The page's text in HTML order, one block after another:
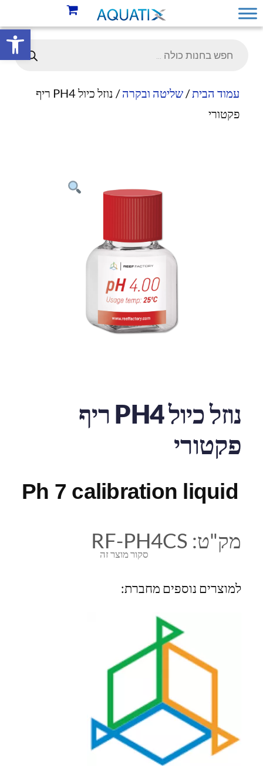
פתח
עמוד הבית/שליטה ובקרה
/ נוזל כיול PH4 ריף
פקטורי
נוזל כיול PH4 ריף
פקטורי
Ph 7 calibration liquid
סקור מוצר זה
מק"ט: RF-PH4CS
למוצרים נוספים מחברת: